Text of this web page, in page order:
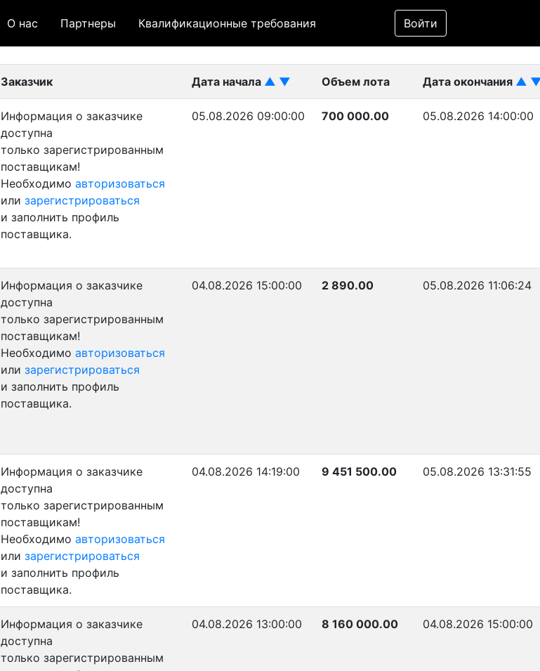
О нас Партнеры Квалификационные требования Войти
Фильтр
Заказчик Дата начала ▲ ▼ Объем лота Дата окончания ▲
Информация о заказчике
доступна
только зарегистрированным
поставщикам!
Необходимо авторизоваться
или зарегистрироваться
и заполнить профиль
поставщика.
05.08.2026 09:00:00 700 000.00 05.08.2026 14:00:00
Информация о заказчике
доступна
только зарегистрированным
поставщикам!
Необходимо авторизоваться
или зарегистрироваться
и заполнить профиль
поставщика.
04.08.2026 15:00:00 2 890.00 05.08.2026 11:06:24
Информация о заказчике
доступна
только зарегистрированным
поставщикам!
Необходимо авторизоваться
или зарегистрироваться
и заполнить профиль
поставщика.
04.08.2026 14:19:00 9 451 500.00 05.08.2026 13:31:55
Информация о заказчике
доступна
только зарегистрированным
04.08.2026 13:00:00 8 160 000.00 04.08.2026 15:00:00